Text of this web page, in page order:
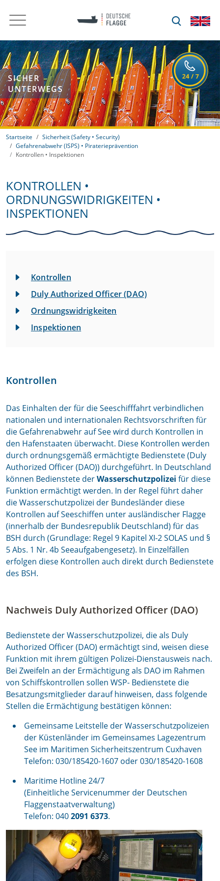
SICHER
UNTERWEGS
Startseite
Sicherheit (Safety • Security)
Gefahrenabwehr (ISPS) • Piraterieprävention
Kontrollen • Inspektionen
KONTROLLEN •
ORDNUNGSWIDRIGKEITEN •
INSPEKTIONEN
Kontrollen
Duly Authorized Officer (DAO)
Ordnungswidrigkeiten
Inspektionen
Kontrollen
Das Einhalten der für die Seeschifffahrt verbindlichen
nationalen und internationalen Rechtsvorschriften für
die Gefahrenabwehr auf See wird durch Kontrollen in
den Hafenstaaten überwacht. Diese Kontrollen werden
durch ordnungsgemäß ermächtigte Bedienstete (Duly
Authorized Officer (DAO)) durchgeführt. In Deutschland
können Bedienstete derWasserschutzpolizei für diese
Funktion ermächtigt werden. In der Regel führt daher
die Wasserschutzpolizei der Bundesländer diese
Kontrollen auf Seeschiffen unter ausländischer Flagge
(innerhalb der Bundesrepublik Deutschland) für das
BSH durch (Grundlage: Regel 9 Kapitel XI-2 SOLAS und §
5 Abs. 1 Nr. 4b Seeaufgabengesetz). In Einzelfällen
erfolgen diese Kontrollen auch direkt durch Bedienstete
des BSH.
Nachweis Duly Authorized Officer (DAO)
Bedienstete der Wasserschutzpolizei, die als Duly
Authorized Officer (DAO) ermächtigt sind, weisen diese
Funktion mit ihrem gültigen Polizei-Dienstausweis nach.
Bei Zweifeln an der Ermächtigung als DAO im Rahmen
von Schiffskontrollen sollen WSP- Bedienstete die
Besatzungsmitglieder darauf hinweisen, dass folgende
Stellen die Ermächtigung bestätigen können:
Gemeinsame Leitstelle der Wasserschutzpolizeien
der Küstenländer im Gemeinsames Lagezentrum
See im Maritimen Sicherheitszentrum Cuxhaven
Telefon: 030/185420-1607 oder 030/185420-1608
Maritime Hotline 24/7
(Einheitliche Servicenummer der Deutschen
Flaggenstaatverwaltung)
Telefon: 0402091 6373.